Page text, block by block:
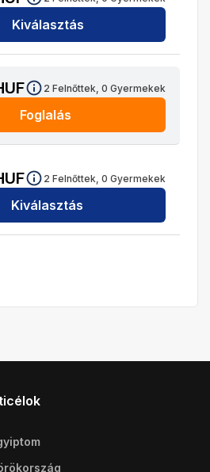
Kiválasztás
2 Felnőttek, 0 Gyermekek
Foglalás
2 Felnőttek, 0 Gyermekek
Kiválasztás